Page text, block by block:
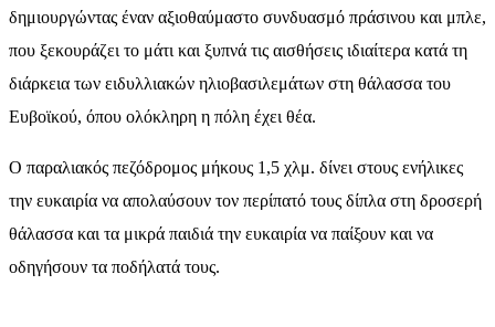
δημιουργώντας έναν αξιοθαύμαστο συνδυασμό πράσινου και μπλε,
που ξεκουράζει το μάτι και ξυπνά τις αισθήσεις ιδιαίτερα κατά τη
διάρκεια των ειδυλλιακών ηλιοβασιλεμάτων στη θάλασσα του
Ευβοϊκού, όπου ολόκληρη η πόλη έχει θέα.
Ο παραλιακός πεζόδρομος μήκους 1,5 χλμ. δίνει στους ενήλικες
την ευκαιρία να απολαύσουν τον περίπατό τους δίπλα στη δροσερή
θάλασσα και τα μικρά παιδιά την ευκαιρία να παίξουν και να
οδηγήσουν τα ποδήλατά τους.